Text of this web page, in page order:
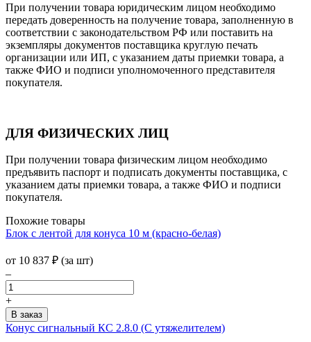
При получении товара юридическим лицом необходимо
передать доверенность на получение товара, заполненную в
соответствии с законодательством РФ или поставить на
экземпляры документов поставщика круглую печать
организации или ИП, с указанием даты приемки товара, а
также ФИО и подписи уполномоченного представителя
покупателя.
ДЛЯ ФИЗИЧЕСКИХ ЛИЦ
При получении товара физическим лицом необходимо
предъявить паспорт и подписать документы поставщика, с
указанием даты приемки товара, а также ФИО и подписи
покупателя.
Похожие товары
Блок с лентой для конуса 10 м (красно-белая)
от 10 837 ₽ (за шт)
–
+
Конус сигнальный КС 2.8.0 (С утяжелителем)